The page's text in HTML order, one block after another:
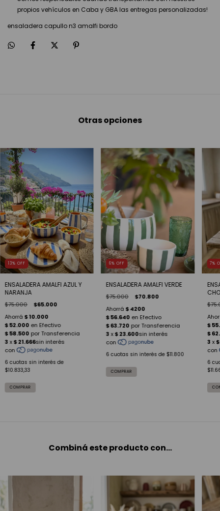
propios vehículos en Caba y GBA las entregas personalizadas!
ensaladera capullo n3 amalfi bordo
Otras opciones
13% OFF
ENSALADERA AMALFI AZUL Y
NARANJA
$75.000 $65.000
6 cuotas sin interés de
$10.833,33
6% OFF
ENSALADERA AMALFI VERDE
$75.000 $70.800
6 cuotas sin interés de $11.800
7%
6
Combiná este producto con...